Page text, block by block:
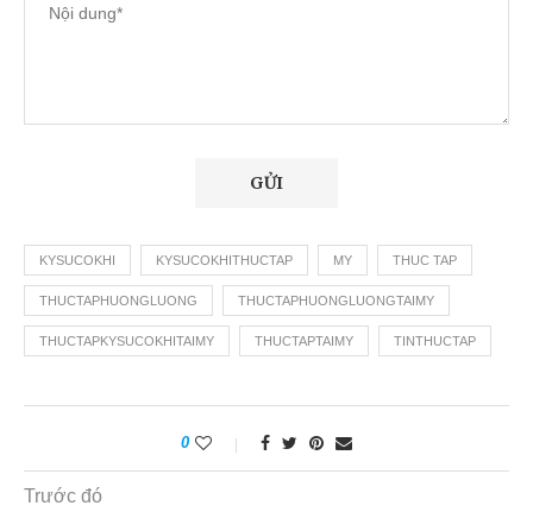
KYSUCOKHI KYSUCOKHITHUCTAP MY THUC TAP
THUCTAPHUONGLUONG THUCTAPHUONGLUONGTAIMY
THUCTAPKYSUCOKHITAIMY THUCTAPTAIMY TINTHUCTAP
0
Trước đó